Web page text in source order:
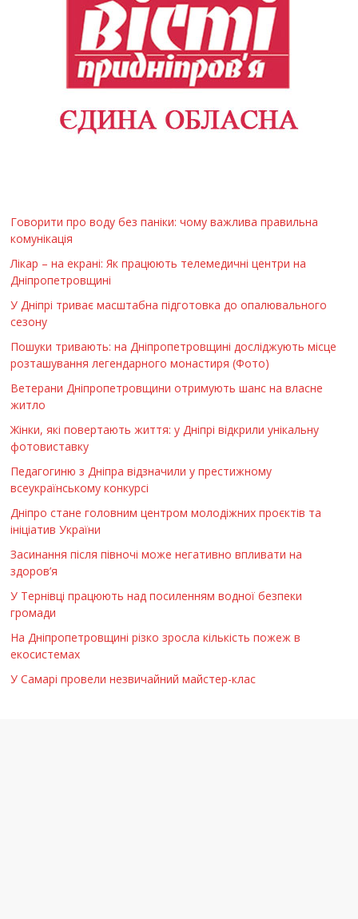
Говорити про воду без паніки: чому важлива правильна
комунікація
Лікар – на екрані: Як працюють телемедичні центри на
Дніпропетровщині
У Дніпрі триває масштабна підготовка до опалювального
сезону
Пошуки тривають: на Дніпропетровщині досліджують місце
розташування легендарного монастиря (Фото)
Ветерани Дніпропетровщини отримують шанс на власне
житло
Жінки, які повертають життя: у Дніпрі відкрили унікальну
фотовиставку
Педагогиню з Дніпра відзначили у престижному
всеукраїнському конкурсі
Дніпро стане головним центром молодіжних проєктів та
ініціатив України
Засинання після півночі може негативно впливати на
здоров’я
У Тернівці працюють над посиленням водної безпеки
громади
На Дніпропетровщині різко зросла кількість пожеж в
екосистемах
У Самарі провели незвичайний майстер-клас